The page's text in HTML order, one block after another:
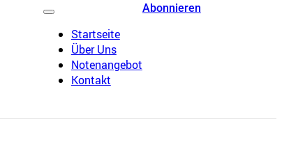
Startseite
Über Uns
Notenangebot
Kontakt
Abonnieren